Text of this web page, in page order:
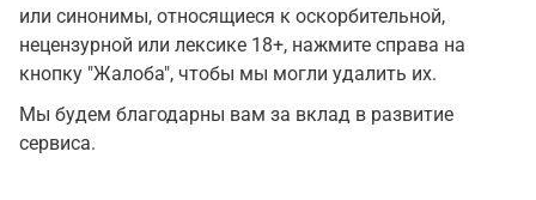
или синонимы, относящиеся к оскорбительной,
нецензурной или лексике 18+, нажмите справа на
кнопку "Жалоба", чтобы мы могли удалить их.
Мы будем благодарны вам за вклад в развитие
сервиса.